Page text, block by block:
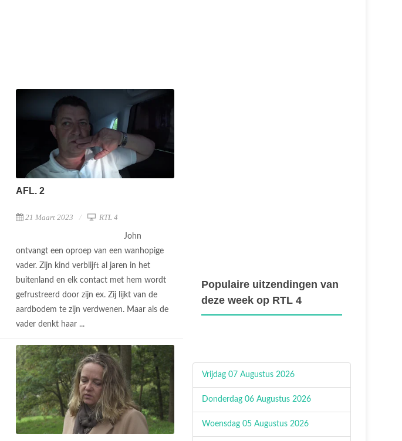
AFL. 2
21 Maart 2023 RTL 4
John
ontvangt een oproep van een wanhopige
vader. Zijn kind verblijft al jaren in het
buitenland en elk contact met hem wordt
gefrustreerd door zijn ex. Zij lijkt van de
aardbodem te zijn verdwenen. Maar als de
vader denkt haar ...
Populaire uitzendingen van
deze week op RTL 4
Vrijdag 07 Augustus 2026
Donderdag 06 Augustus 2026
Woensdag 05 Augustus 2026